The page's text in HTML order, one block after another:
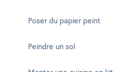
Poser du papier peint
Peindre un sol